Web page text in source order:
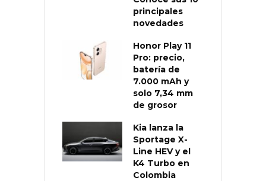
principales
novedades
Honor Play 11
Pro: precio,
batería de
7.000 mAh y
solo 7,34 mm
de grosor
Kia lanza la
Sportage X-
Line HEV y el
K4 Turbo en
Colombia